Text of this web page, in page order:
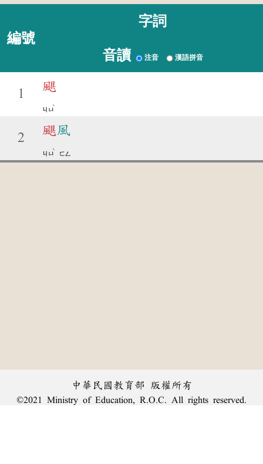
編號
字詞
音讀 注音 漢語拼音
1
颶
ㄐㄩ
ˋ
2
颶風
ㄐㄩ
ˋ
ㄈㄥ
中華民國教育部 版權所有
©2021 Ministry of Education, R.O.C. All rights reserved.